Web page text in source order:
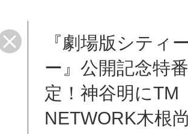
『劇場版シティ
ー』公開記念特
定！神谷明にTM
NETWORK木根